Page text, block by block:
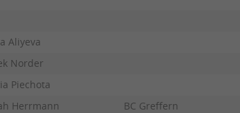
Aliyeva
Norder
Piechota
Herrmann BC Greffern